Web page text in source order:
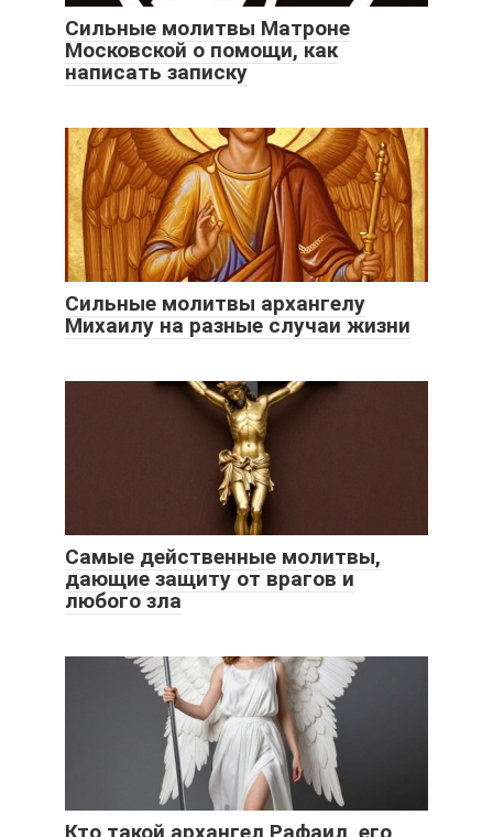
Сильные молитвы Матроне
Московской о помощи, как
написать записку
Сильные молитвы архангелу
Михаилу на разные случаи жизни
Самые действенные молитвы,
дающие защиту от врагов и
любого зла